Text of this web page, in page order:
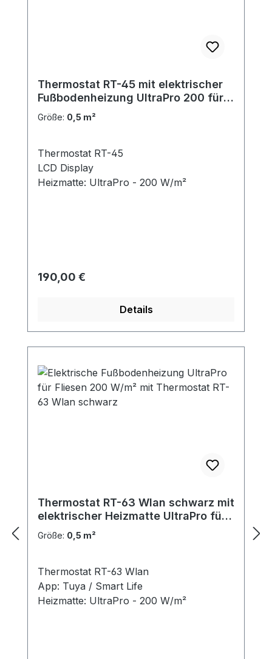
Thermostat RT-45 mit elektrischer
Fußbodenheizung UltraPro 200 für
Fliesen 0,5 m²
Größe: 0,5 m²
Thermostat RT-45
LCD Display
Heizmatte: UltraPro - 200 W/m²
Regulärer Preis:
190,00 €
Details
Thermostat RT-63 Wlan schwarz mit
elektrischer Heizmatte UltraPro für
Fliesen 200 W/m²
Größe: 0,5 m²
Thermostat RT-63 Wlan
App: Tuya / Smart Life
Heizmatte: UltraPro - 200 W/m²